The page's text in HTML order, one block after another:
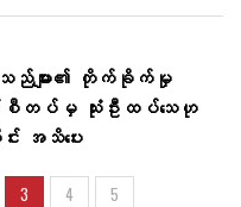
များ၏ တိုက်ခိုက်မှု
င်စီတပ်မှ သုံးဦးထပ်သေဟု
င်း အသိပေး
3 4 5